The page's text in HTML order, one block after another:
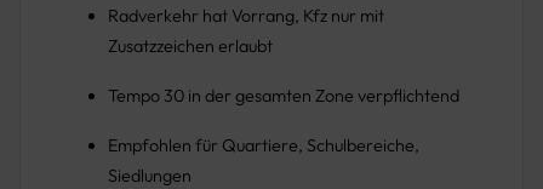
Radverkehr hat Vorrang, Kfz nur mit
Zusatzzeichen erlaubt
Tempo 30 in der gesamten Zone verpflichtend
Empfohlen für Quartiere, Schulbereiche,
Siedlungen